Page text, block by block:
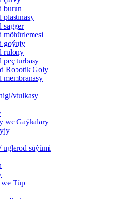
burun
plastinasy
sagger
möhürlemesi
goýujy
rulony
peç turbasy
Robotik Goly
membranasy
vtulkasy
we Gaýkalary
uglerod süýümi
Tüp